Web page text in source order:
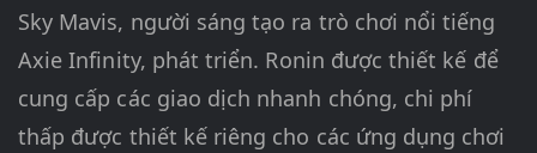
Sky Mavis, người sáng tạo ra trò chơi nổi tiếng
Axie Infinity, phát triển. Ronin được thiết kế để
cung cấp các giao dịch nhanh chóng, chi phí
thấp được thiết kế riêng cho các ứng dụng chơi